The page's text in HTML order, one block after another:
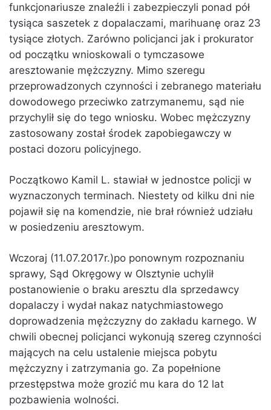
funkcjonariusze znaleźli i zabezpieczyli ponad pół
tysiąca saszetek z dopalaczami, marihuanę oraz 23
tysiące złotych. Zarówno policjanci jak i prokurator
od początku wnioskowali o tymczasowe
aresztowanie mężczyzny. Mimo szeregu
przeprowadzonych czynności i zebranego materiału
dowodowego przeciwko zatrzymanemu, sąd nie
przychylił się do tego wniosku. Wobec mężczyzny
zastosowany został środek zapobiegawczy w
postaci dozoru policyjnego.
Początkowo Kamil L. stawiał w jednostce policji w
wyznaczonych terminach. Niestety od kilku dni nie
pojawił się na komendzie, nie brał również udziału
w posiedzeniu aresztowym.
Wczoraj (11.07.2017r.)po ponownym rozpoznaniu
sprawy, Sąd Okręgowy w Olsztynie uchylił
postanowienie o braku aresztu dla sprzedawcy
dopalaczy i wydał nakaz natychmiastowego
doprowadzenia mężczyzny do zakładu karnego. W
chwili obecnej policjanci wykonują szereg czynności
mających na celu ustalenie miejsca pobytu
mężczyzny i zatrzymania go. Za popełnione
przestępstwa może grozić mu kara do 12 lat
pozbawienia wolności.